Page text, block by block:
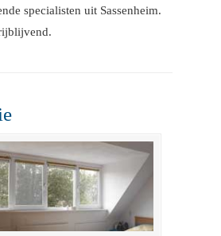
specialisten uit Sassenheim.